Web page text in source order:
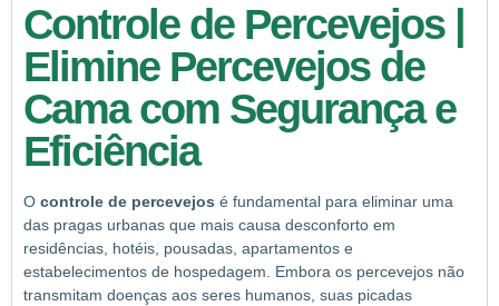
Controle de Percevejos |
Elimine Percevejos de
Cama com Segurança e
Eficiência
O controle de percevejos é fundamental para eliminar uma
das pragas urbanas que mais causa desconforto em
residências, hotéis, pousadas, apartamentos e
estabelecimentos de hospedagem. Embora os percevejos não
transmitam doenças aos seres humanos, suas picadas